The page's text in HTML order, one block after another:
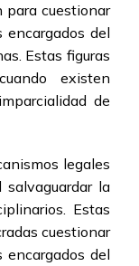
para cuestionar
del
Estas figuras
existen
de
legales
la
Estas
cuestionar
del